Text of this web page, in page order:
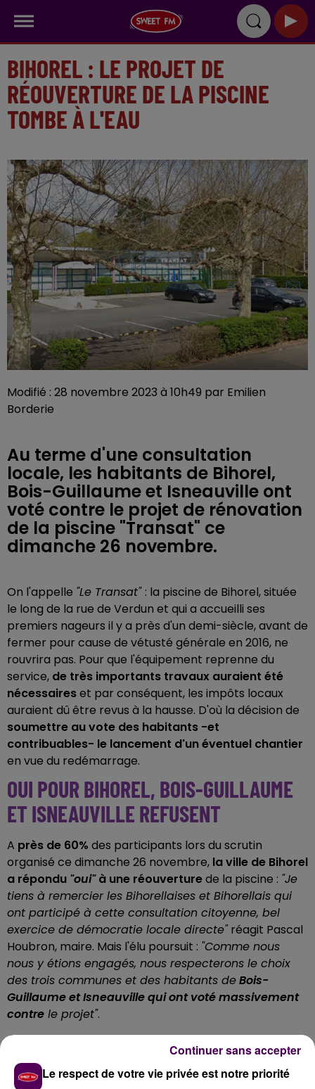
BIHOREL : LE PROJET DE
RÉOUVERTURE DE LA PISCINE
TOMBE À L'EAU
Modifié : 28 novembre 2023 à 10h49 par Emilien
Borderie
Au terme d'une consultation
locale, les habitants de Bihorel,
Bois-Guillaume et Isneauville ont
voté contre le projet de rénovation
de la piscine "Transat" ce
dimanche 26 novembre.
On l'appelle "Le Transat" : la piscine de Bihorel, située
le long de la rue de Verdun et qui a accueilli ses
premiers nageurs il y a près d'un demi-siècle, avant de
fermer pour cause de vétusté générale en 2016, ne
rouvrira pas. Pour que l'équipement reprenne du
service, de très importants travaux auraient été
nécessaireset par conséquent, les impôts locaux
auraient dû être revus à la hausse. D'où la décision de
soumettre au vote des habitants -et
contribuables- le lancement d'un éventuel chantier
en vue du redémarrage.
OUI POUR BIHOREL, BOIS-GUILLAUME
ET ISNEAUVILLE REFUSENT
A près de 60% des participants lors du scrutin
organisé ce dimanche 26 novembre, la ville de Bihorel
a répondu "oui"à une réouverturede la piscine : "Je
tiens à remercier les Bihorellaises et Bihorellais qui
ont participé à cette consultation citoyenne, bel
exercice de démocratie locale directe"réagit Pascal
Houbron, maire. Mais l'élu poursuit : "Comme nous
nous y étions engagés, nous respecterons le choix
des trois communes et des habitants deBois-
Guillaume et Isneauville qui ont voté massivement
contre le projet".
AUCUN AUTRE PROJET SIMILAIRE NE
SERA FINANCÉ
Le respect de votre vie privée est notre priorité
Continuer sans accepter